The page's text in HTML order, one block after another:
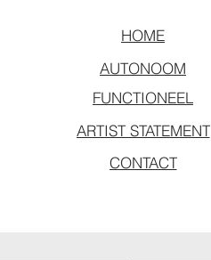
HOME
AUTONOOM
FUNCTIONEEL
ARTIST STATEMENT
CONTACT